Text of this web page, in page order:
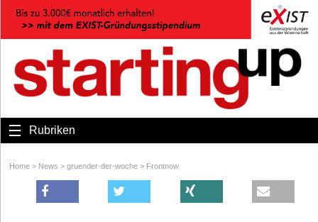
Rubriken
Home > News > gruender-der-woche > Frontnow